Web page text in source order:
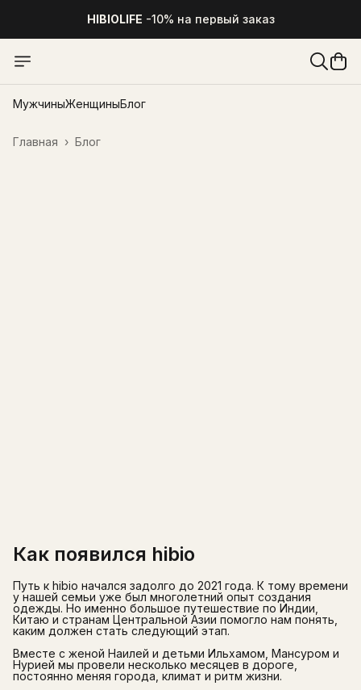
HIBIOLIFE -10% на первый заказ
МужчиныЖенщиныБлог
Блог
Главная ›
Как появился hibio
Путь к hibio начался задолго до 2021 года. К тому времени
у нашей семьи уже был многолетний опыт создания
одежды. Но именно большое путешествие по Индии,
Китаю и странам Центральной Азии помогло нам понять,
каким должен стать следующий этап.
Вместе с женой Наилей и детьми Ильхамом, Мансуром и
Нурией мы провели несколько месяцев в дороге,
постоянно меняя города, климат и ритм жизни.